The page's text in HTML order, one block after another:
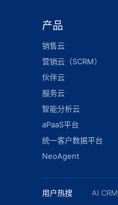
产品
销售云
营销云（SCRM）
伙伴云
服务云
智能分析云
aPaaS平台
统一客户数据平台
NeoAgent
用户热搜
AI CRM